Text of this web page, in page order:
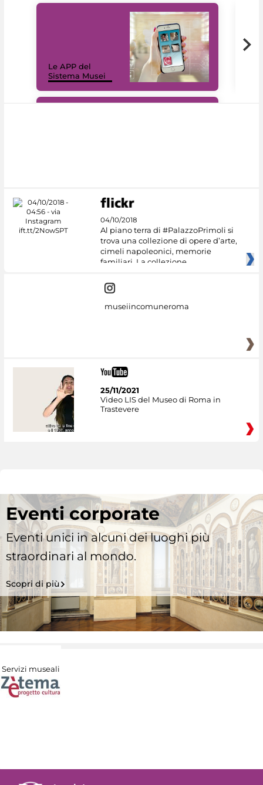
Le APP del
Sistema Musei
04/10/2018
Al piano terra di #PalazzoPrimoli si
trova una collezione di opere d’arte,
cimeli napoleonici, memorie
familiari. La collezione
museiincomuneroma
25/11/2021
Video LIS del Museo di Roma in
Trastevere
Eventi corporate
Eventi unici in alcuni dei luoghi più
straordinari al mondo.
Scopri di più
Servizi museali